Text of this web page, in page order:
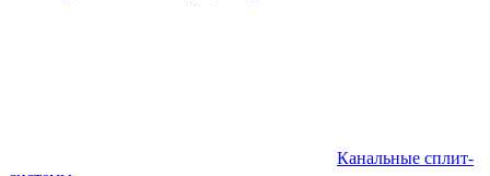
Канальные сплит-